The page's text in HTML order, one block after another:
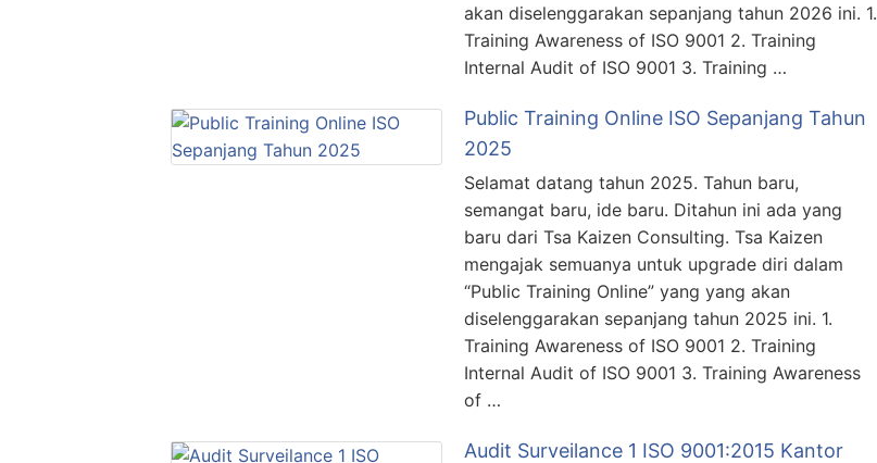
akan diselenggarakan sepanjang tahun 2026 ini. 1.
Training Awareness of ISO 9001 2. Training
Internal Audit of ISO 9001 3. Training …
Public Training Online ISO Sepanjang Tahun
2025
Selamat datang tahun 2025. Tahun baru,
semangat baru, ide baru. Ditahun ini ada yang
baru dari Tsa Kaizen Consulting. Tsa Kaizen
mengajak semuanya untuk upgrade diri dalam
“Public Training Online” yang yang akan
diselenggarakan sepanjang tahun 2025 ini. 1.
Training Awareness of ISO 9001 2. Training
Internal Audit of ISO 9001 3. Training Awareness
of …
Audit Surveilance 1 ISO 9001:2015 Kantor